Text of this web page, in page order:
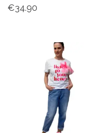
€34.90